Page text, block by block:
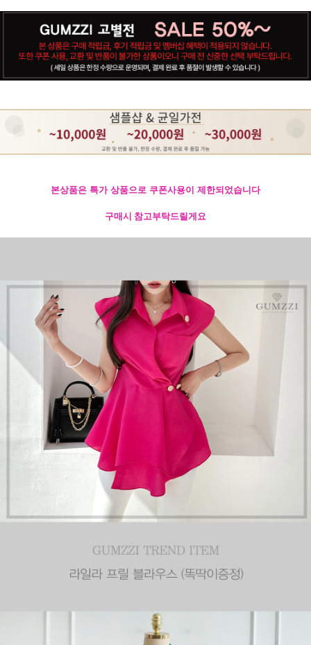
본상품은 특가 상품으로 쿠폰사용이 제한되었습니다
구매시 참고부탁드릴게요